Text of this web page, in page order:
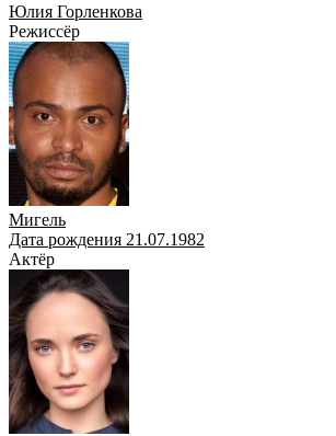
Юлия Горленкова
Режиссёр
Мигель
Дата рождения 21.07.1982
Актёр